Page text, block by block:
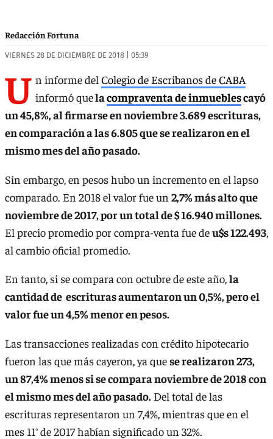
Redacción Fortuna
VIERNES 28 DE DICIEMBRE DE 2018 | 05:39
U n informe del Colegio de Escribanos de CABA
informó quelacompraventa de inmueblescayó
un 45,8%, al firmarse en noviembre 3.689 escrituras,
en comparación a las 6.805 que se realizaron en el
mismo mes del año pasado.
Sin embargo, en pesos hubo un incremento en el lapso
comparado. En 2018 el valor fue un 2,7% más alto que
noviembre de 2017, por un total de $ 16.940 millones.
El precio promedio por compra-venta fue deu$s 122.493,
al cambio oficial promedio.
En tanto, si se compara con octubre de este año,la
cantidad de escrituras aumentaron un 0,5%, pero el
valor fue un 4,5% menor en pesos.
Las transacciones realizadas con crédito hipotecario
fueron las que más cayeron, ya quese realizaron 273,
un 87,4% menos si se compara noviembre de 2018 con
el mismo mes del año pasado. Del total de las
escrituras representaron un 7,4%, mientras que en el
mes 11° de 2017 habían significado un 32%.